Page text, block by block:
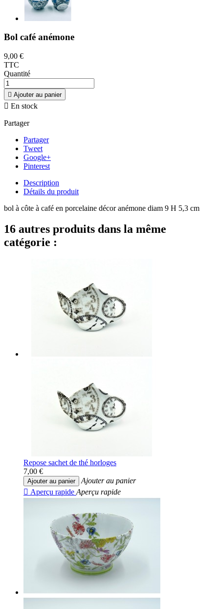
Bol café anémone
9,00 €
TTC
Quantité
 Ajouter au panier
 En stock
Partager
Partager
Tweet
Google+
Pinterest
Description
Détails du produit
bol à côte à café en porcelaine décor anémone diam 9 H 5,3 cm
16 autres produits dans la même
catégorie :
Repose sachet de thé horloges
7,00 €
Ajouter au panier
Ajouter au panier
 Aperçu rapide Aperçu rapide